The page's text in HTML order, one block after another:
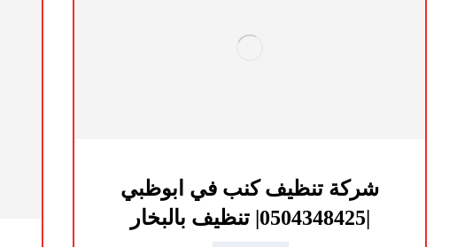
شركة تنظيف كنب في ابوظبي
|0504348425| تنظيف بالبخار